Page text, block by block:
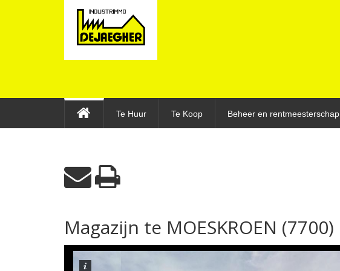
Te Huur Te Koop Beheer en rentmeesterschap
Magazijn te MOESKROEN (7700)